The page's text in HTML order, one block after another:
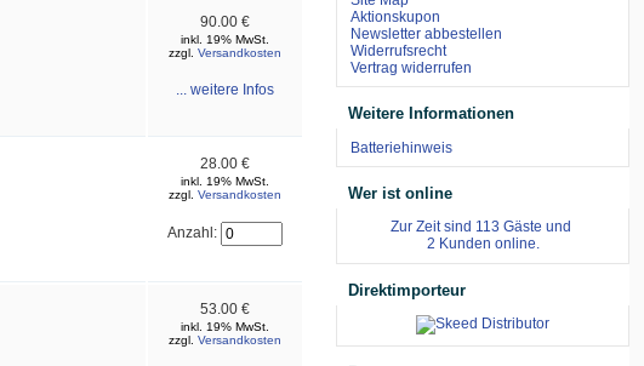
90.00 €
inkl. 19% MwSt.
zzgl.Versandkosten
... weitere Infos
28.00 €
inkl. 19% MwSt.
zzgl.Versandkosten
Anzahl:
53.00 €
inkl. 19% MwSt.
zzgl.Versandkosten
Aktionskupon
Newsletter abbestellen
Widerrufsrecht
Vertrag widerrufen
Weitere Informationen
Batteriehinweis
Wer ist online
Zur Zeit sind 113 Gäste und
2 Kunden online.
Direktimporteur